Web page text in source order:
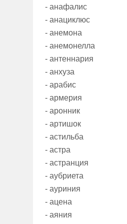
- анафалис
- анациклюс
- анемона
- анемонелла
- антеннария
- анхуза
- арабис
- армерия
- аронник
- артишок
- астильба
- астра
- астранция
- аубриета
- ауриния
- ацена
- аяния